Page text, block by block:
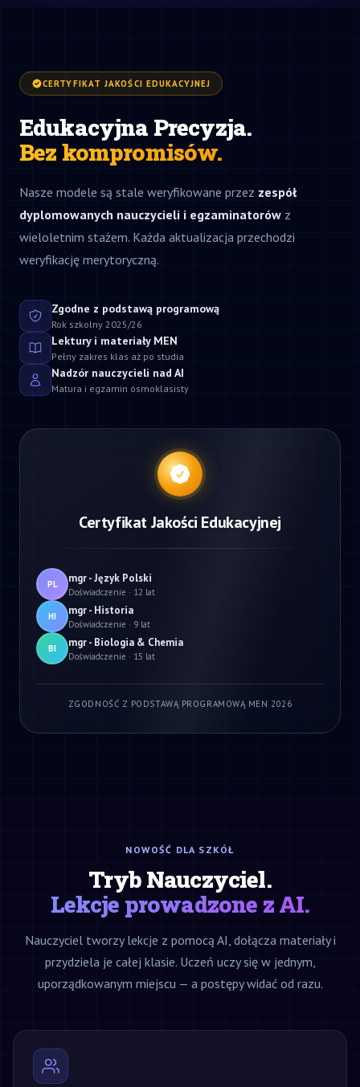
CERTYFIKAT JAKOŚCI EDUKACYJNEJ
Edukacyjna Precyzja.
Bez kompromisów.
Nasze modele są stale weryfikowane przez zespół
dyplomowanych nauczycieli i egzaminatorów z
wieloletnim stażem. Każda aktualizacja przechodzi
weryfikację merytoryczną.
Zgodne z podstawą programową
Rok szkolny 2025/26
Lektury i materiały MEN
Pełny zakres klas aż po studia
Nadzór nauczycieli nad AI
Matura i egzamin ósmoklasisty
Certyfikat Jakości Edukacyjnej
PL mgr - Język Polski
Doświadczenie · 12 lat
HI mgr - Historia
Doświadczenie · 9 lat
BI mgr - Biologia & Chemia
Doświadczenie · 15 lat
ZGODNOŚĆ Z PODSTAWĄ PROGRAMOWĄ MEN 2026
NOWOŚĆ DLA SZKÓŁ
Tryb Nauczyciel.
Lekcje prowadzone z AI.
Nauczyciel tworzy lekcje z pomocą AI, dołącza materiały i
przydziela je całej klasie. Uczeń uczy się w jednym,
uporządkowanym miejscu — a postępy widać od razu.